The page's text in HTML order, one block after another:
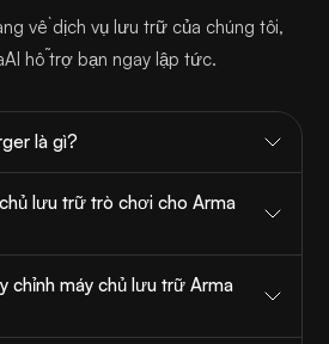
về dịch vụ lưu trữ của chúng tôi,
hỗ trợ bạn ngay lập tức.
là gì?
lưu trữ trò chơi cho Arma
chỉnh máy chủ lưu trữ Arma